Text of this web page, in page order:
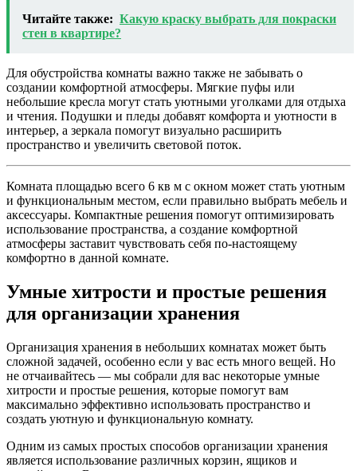
Читайте также: Какую краску выбрать для покраски
стен в квартире?
Для обустройства комнаты важно также не забывать о
создании комфортной атмосферы. Мягкие пуфы или
небольшие кресла могут стать уютными уголками для отдыха
и чтения. Подушки и пледы добавят комфорта и уютности в
интерьер, а зеркала помогут визуально расширить
пространство и увеличить световой поток.
Комната площадью всего 6 кв м с окном может стать уютным
и функциональным местом, если правильно выбрать мебель и
аксессуары. Компактные решения помогут оптимизировать
использование пространства, а создание комфортной
атмосферы заставит чувствовать себя по-настоящему
комфортно в данной комнате.
Умные хитрости и простые решения
для организации хранения
Организация хранения в небольших комнатах может быть
сложной задачей, особенно если у вас есть много вещей. Но
не отчаивайтесь — мы собрали для вас некоторые умные
хитрости и простые решения, которые помогут вам
максимально эффективно использовать пространство и
создать уютную и функциональную комнату.
Одним из самых простых способов организации хранения
является использование различных корзин, ящиков и